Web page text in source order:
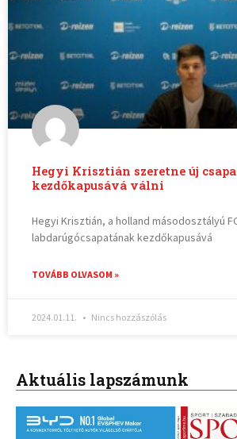
Hegyi Krisztián szeretne új
kezdőkapusává válni
Hegyi Krisztián, a holland másodosztályú
labdarúgócsapatának kezdőkapusává
TOVÁBB OLVASOM »
2024.01.11. Nincs hozzászólás
Aktuális lapszámunk